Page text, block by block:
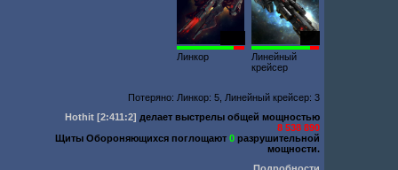
Линкор
Линейный
крейсер
Потеряно: Линкор: 5, Линейный крейсер: 3
Hothit [2:411:2] делает выстрелы общей мощностью
8 538 890
Щиты Обороняющихся поглощают0 разрушительной
мощности.